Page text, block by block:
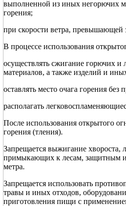
выполненной из иных негорючих
горения;
при скорости ветра, превышающей
В процессе использования
осуществлять сжигание горючих
материалов, а также изделий и
оставлять место очага горения
располагать
После использования открытого
горения (тления).
Запрещается выжигание хвороста,
примыкающих к лесам, защитным
метра.
Запрещается использовать
травы и иных отходов,
приготовления пищи с